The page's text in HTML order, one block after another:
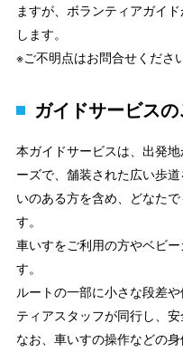
ますが、ボランティアガイ
します。
※ご不明点はお問合せください
ガイドサービス
本ガイドサービスは、出発
ーズで、舗装された広い歩
いのある方を含め、どなた
す。
車いすをご利用の方やベビ
す。
ルートの一部に小さな段差
ティアスタッフが同行し、
なお、車いすの操作などの